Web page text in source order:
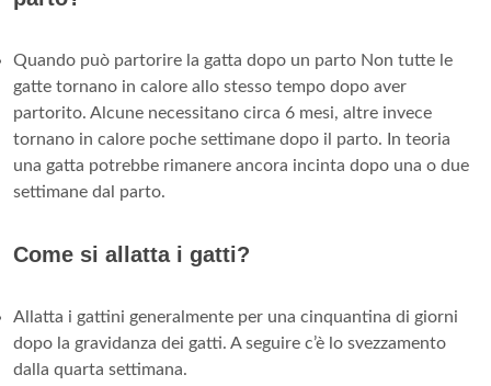
Quando può partorire la gatta dopo un parto Non tutte le
gatte tornano in calore allo stesso tempo dopo aver
partorito. Alcune necessitano circa 6 mesi, altre invece
tornano in calore poche settimane dopo il parto. In teoria
una gatta potrebbe rimanere ancora incinta dopo una o due
settimane dal parto.
Come si allatta i gatti?
Allatta i gattini generalmente per una cinquantina di giorni
dopo la gravidanza dei gatti. A seguire c’è lo svezzamento
dalla quarta settimana.